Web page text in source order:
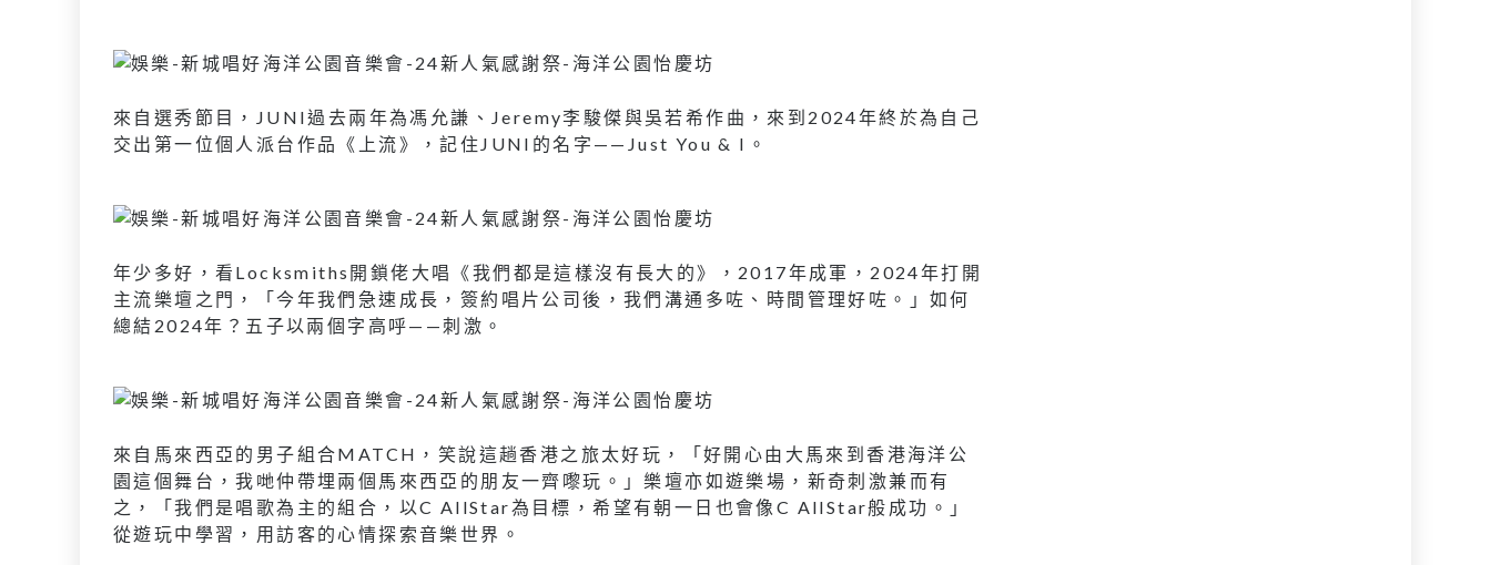
來自選秀節目，JUNI過去兩年為馮允謙、Jeremy李駿傑與吳若希作曲，來到2024年終於為自己
交出第一位個人派台作品《上流》，記住JUNI的名字——Just You & I。
年少多好，看Locksmiths開鎖佬大唱《我們都是這樣沒有長大的》，2017年成軍，2024年打開
主流樂壇之門，「今年我們急速成長，簽約唱片公司後，我們溝通多咗、時間管理好咗。」如何
總結2024年？五子以兩個字高呼——刺激。
來自馬來西亞的男子組合MATCH，笑說這趟香港之旅太好玩，「好開心由大馬來到香港海洋公
園這個舞台，我哋仲帶埋兩個馬來西亞的朋友一齊嚟玩。」樂壇亦如遊樂場，新奇刺激兼而有
之，「我們是唱歌為主的組合，以C AllStar為目標，希望有朝一日也會像C AllStar般成功。」
從遊玩中學習，用訪客的心情探索音樂世界。